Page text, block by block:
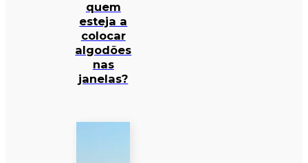
quem
esteja a
colocar
algodões
nas
janelas?